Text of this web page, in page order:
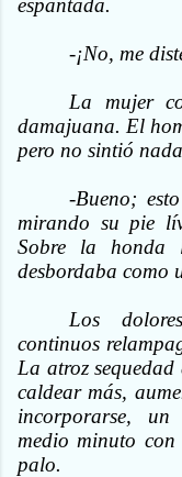
espantada.
-¡No, me
La mujer
damajuana. El
pero no sintió
-Bueno;
mirando su pie
Sobre la honda
desbordaba como
Los
continuos
La atroz
caldear más,
incorporarse,
medio minuto
palo.